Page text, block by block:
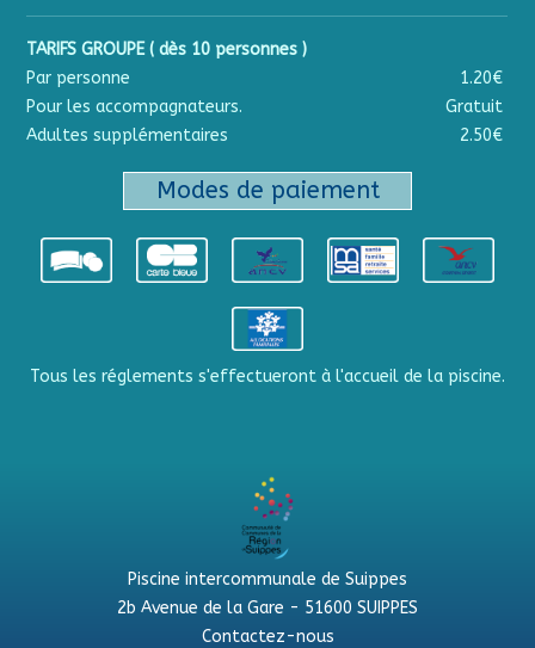
TARIFS GROUPE ( dès 10 personnes )
Par personne
1.20€
Pour les accompagnateurs.
Gratuit
Adultes supplémentaires
2.50€
Modes de paiement
Tous les réglements s'effectueront à l'accueil de la piscine.
Piscine intercommunale de Suippes
2b Avenue de la Gare - 51600 SUIPPES
Contactez-nous